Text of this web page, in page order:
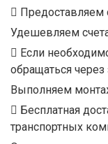
Предоставляем
Удешевляем
Если
обращаться через
Выполняем
Бесплатная
транспортных